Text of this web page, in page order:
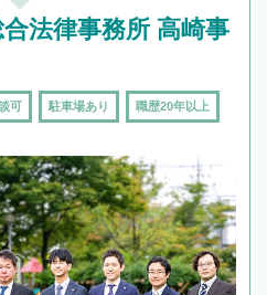
法律事務所 高崎事
可 駐車場あり 職歴20年以上